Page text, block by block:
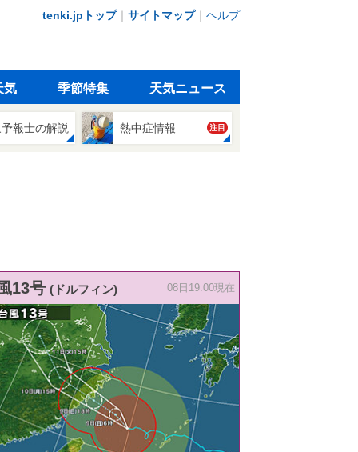
tenki.jpトップ｜ サイトマップ｜ ヘルプ
気 季節特集 天気ニュース
報士の解説 熱中症情報 注目
13号 (ドルフィン) 08日19:00現在